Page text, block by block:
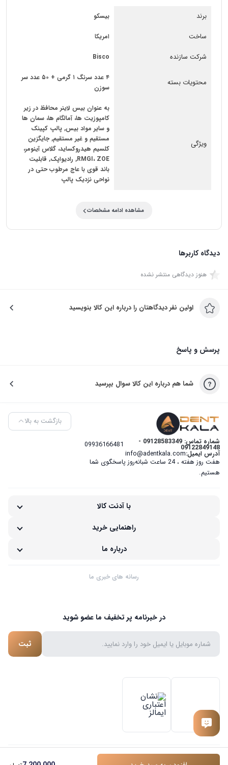
برند بیسکو
ساخت امریکا
شرکت سازنده Bisco
محتویات بسته
۴ عدد سرنگ ۱ گرمی + ۵۰ عدد سر
سوزن
ویژگی
به عنوان بیس لاینر محافظ در زیر
کامپوزیت ها، آمالگام ها، سمان ها
و سایر مواد بیس, پالپ کپینک
مستقیم و غیر مستقیم, جایگزین
کلسیم هیدروکساید، گلاس آینومر،
RMGI، ZOE, رادیواپک, قابلیت
باند قوی با عاج مرطوب حتی در
نواحی نزدیک پالپ
مشاهده ادامه مشخصات
دیدگاه کاربرها
هنوز دیدگاهی منتشر نشده
اولین نفر دیدگاهتان را درباره این کالا بنویسید
پرسش و پاسخ
شما هم درباره این کالا سوال بپرسید
شماره تماس: 09128583349 -
09122849148
09936166481
آدرس ایمیل:info@adentkala.com
هفت روز هفته ، 24 ساعت شبانه‌روز پاسخگوی شما
هستیم.
بازگشت به بالا
با آدنت کالا
راهنمایی خرید
درباره ما
رسانه های خبری ما
در خبرنامه پر تخفیف ما عضو شوید
ثبت
استفاده از مطالب فروشگاه آدنت کالا محفوظ است . طراحی و پشتیبانی سایت